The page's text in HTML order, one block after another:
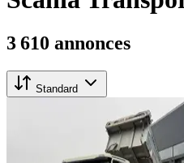
3 610 annonces
Standard